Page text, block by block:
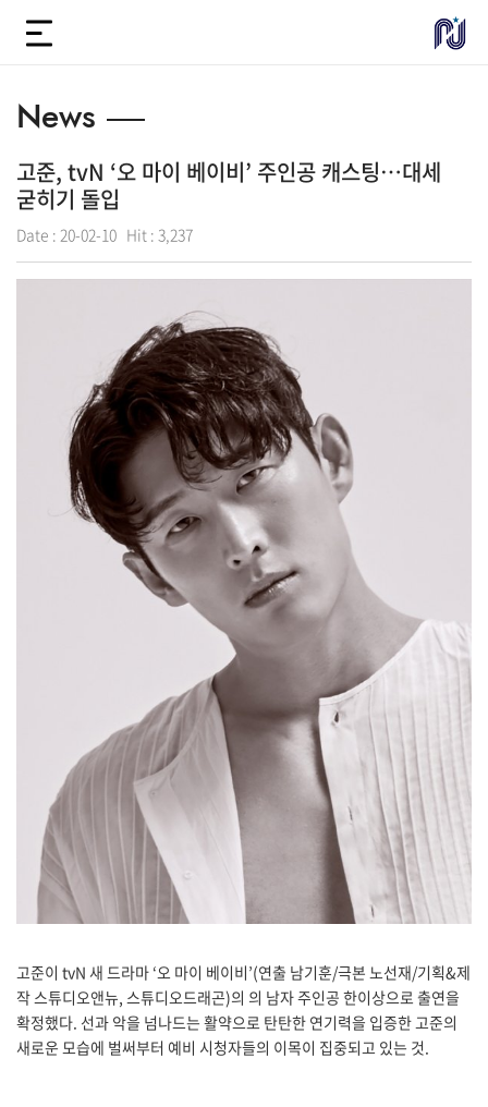
News
고준, tvN ‘오 마이 베이비’ 주인공 캐스팅…대세
굳히기 돌입
Date : 20-02-10 Hit : 3,237
고준이 tvN 새 드라마 ‘오 마이 베이비’(연출 남기훈/극본 노선재/기획&제
작 스튜디오앤뉴, 스튜디오드래곤)의 의 남자 주인공 한이상으로 출연을
확정했다. 선과 악을 넘나드는 활약으로 탄탄한 연기력을 입증한 고준의
새로운 모습에 벌써부터 예비 시청자들의 이목이 집중되고 있는 것.